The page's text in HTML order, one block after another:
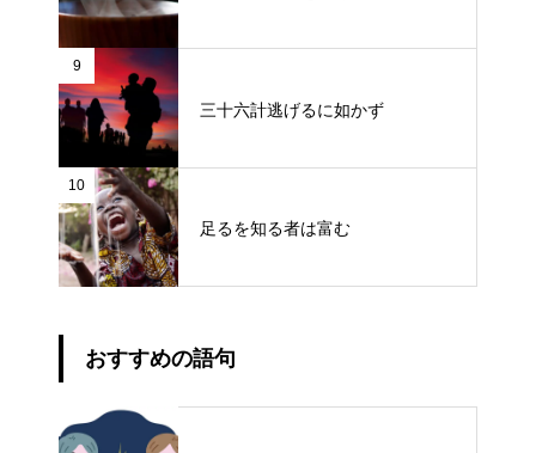
9
三十六計逃げるに如かず
10
足るを知る者は富む
おすすめの語句